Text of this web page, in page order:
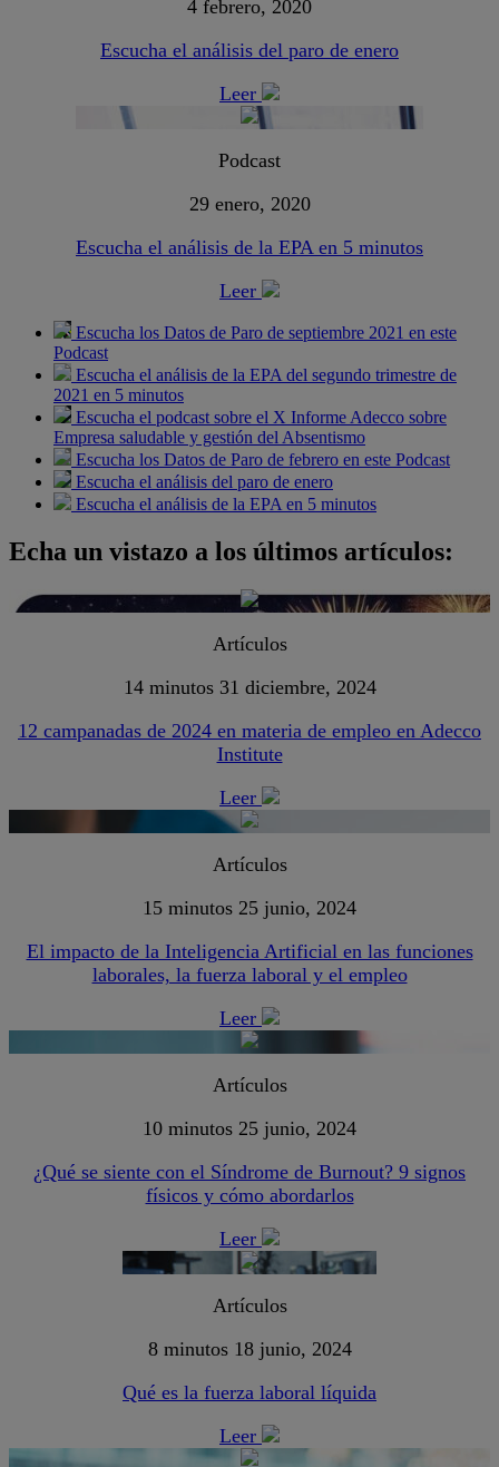
4 febrero, 2020
Escucha el análisis del paro de enero
Leer
Podcast
29 enero, 2020
Escucha el análisis de la EPA en 5 minutos
Leer
Escucha los Datos de Paro de septiembre 2021 en este
Podcast
Escucha el análisis de la EPA del segundo trimestre de
2021 en 5 minutos
Escucha el podcast sobre el X Informe Adecco sobre
Empresa saludable y gestión del Absentismo
Escucha los Datos de Paro de febrero en este Podcast
Escucha el análisis del paro de enero
Escucha el análisis de la EPA en 5 minutos
Echa un vistazo a los últimos artículos:
Artículos
14 minutos 31 diciembre, 2024
12 campanadas de 2024 en materia de empleo en Adecco
Institute
Leer
Artículos
15 minutos 25 junio, 2024
El impacto de la Inteligencia Artificial en las funciones
laborales, la fuerza laboral y el empleo
Leer
Artículos
10 minutos 25 junio, 2024
¿Qué se siente con el Síndrome de Burnout? 9 signos
físicos y cómo abordarlos
Leer
Artículos
8 minutos 18 junio, 2024
Qué es la fuerza laboral líquida
Leer